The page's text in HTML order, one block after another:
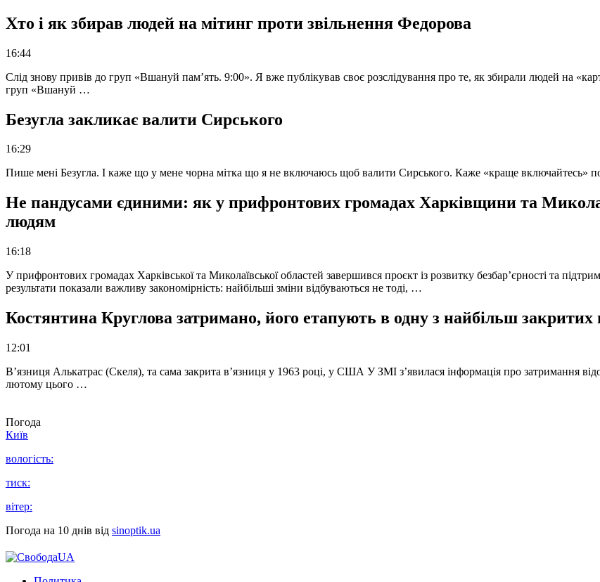
Хто і як збирав людей на мітинг проти звільнення Федорова
16:44
Слід знову привів до груп «Вшануй пам’ять. 9:00». Я вже публікував своє розслідування про те, як збирали людей на
груп «Вшануй …
Безугла закликає валити Сирського
16:29
Пише мені Безугла. І каже що у мене чорна мітка що я не включаюсь щоб валити Сирського. Каже «краще включайтесь»
Не пандусами єдиними: як у прифронтових громадах Харківщини та
людям
16:18
У прифронтових громадах Харківської та Миколаївської областей завершився проєкт із розвитку безбар’єрності та
результати показали важливу закономірність: найбільші зміни відбуваються не тоді, …
Костянтина Круглова затримано, його етапують в одну з найбільш закритих
12:01
В’язниця Алькатрас (Скеля), та сама закрита в’язниця у 1963 році, у США У ЗМІ з’явилася інформація про затримання
лютому цього …
Погода
Київ
вологість:
тиск:
вітер:
Погода на 10 днів від sinoptik.ua